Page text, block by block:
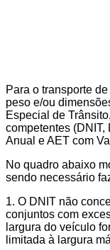
Para o transporte
peso e/ou
Especial de
competentes (DNIT,
Anual e AET com
No quadro abaixo
sendo necessário
1. O DNIT não
conjuntos com
largura do veículo
limitada à largura